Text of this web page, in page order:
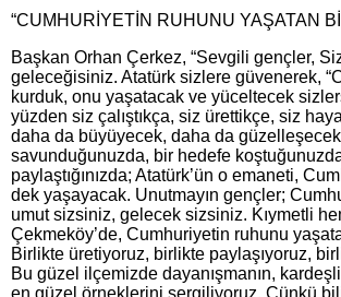
“CUMHURİYETİN RUHUNU YAŞATAN
Başkan Orhan Çerkez, “Sevgili gençler,
geleceğisiniz. Atatürk sizlere güvenerek,
kurduk, onu yaşatacak ve yüceltecek
yüzden siz çalıştıkça, siz ürettikçe, siz
daha da büyüyecek, daha da
savunduğunuzda, bir hedefe
paylaştığınızda; Atatürk’ün o emaneti,
dek yaşayacak. Unutmayın gençler;
umut sizsiniz, gelecek sizsiniz. Kıymetli
Çekmeköy’de, Cumhuriyetin ruhunu
Birlikte üretiyoruz, birlikte paylaşıyoruz,
Bu güzel ilçemizde dayanışmanın,
en güzel örneklerini sergiliyoruz. Çünkü